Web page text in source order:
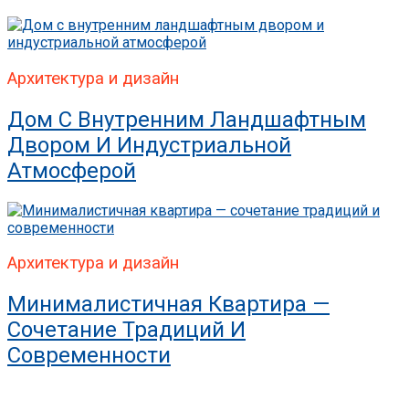
Архитектура и дизайн
Дом С Внутренним Ландшафтным
Двором И Индустриальной
Атмосферой
Архитектура и дизайн
Минималистичная Квартира —
Сочетание Традиций И
Современности